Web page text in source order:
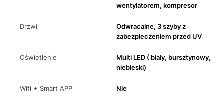
wentylatorem, kompresor
Drzwi
Odwracalne, 3 szyby z
zabezpieczeniem przed UV
Oświetlenie
Multi LED ( biały, bursztynowy,
niebieski)
Wifi + Smart APP Nie